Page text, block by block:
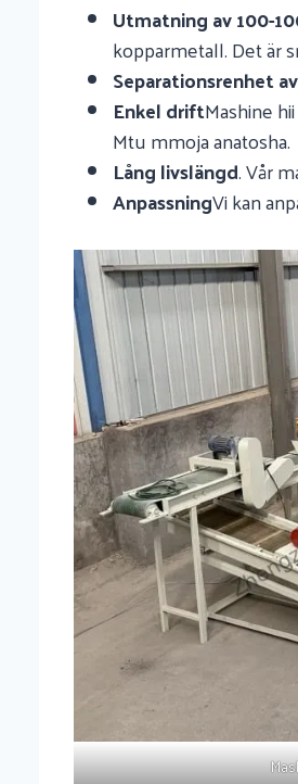
Utmatning av 100-
kopparmetall. Det är
Separationsrenhet
Enkel driftMashine
Mtu mmoja anatosha.
Lång livslängd. Vår
AnpassningVi kan